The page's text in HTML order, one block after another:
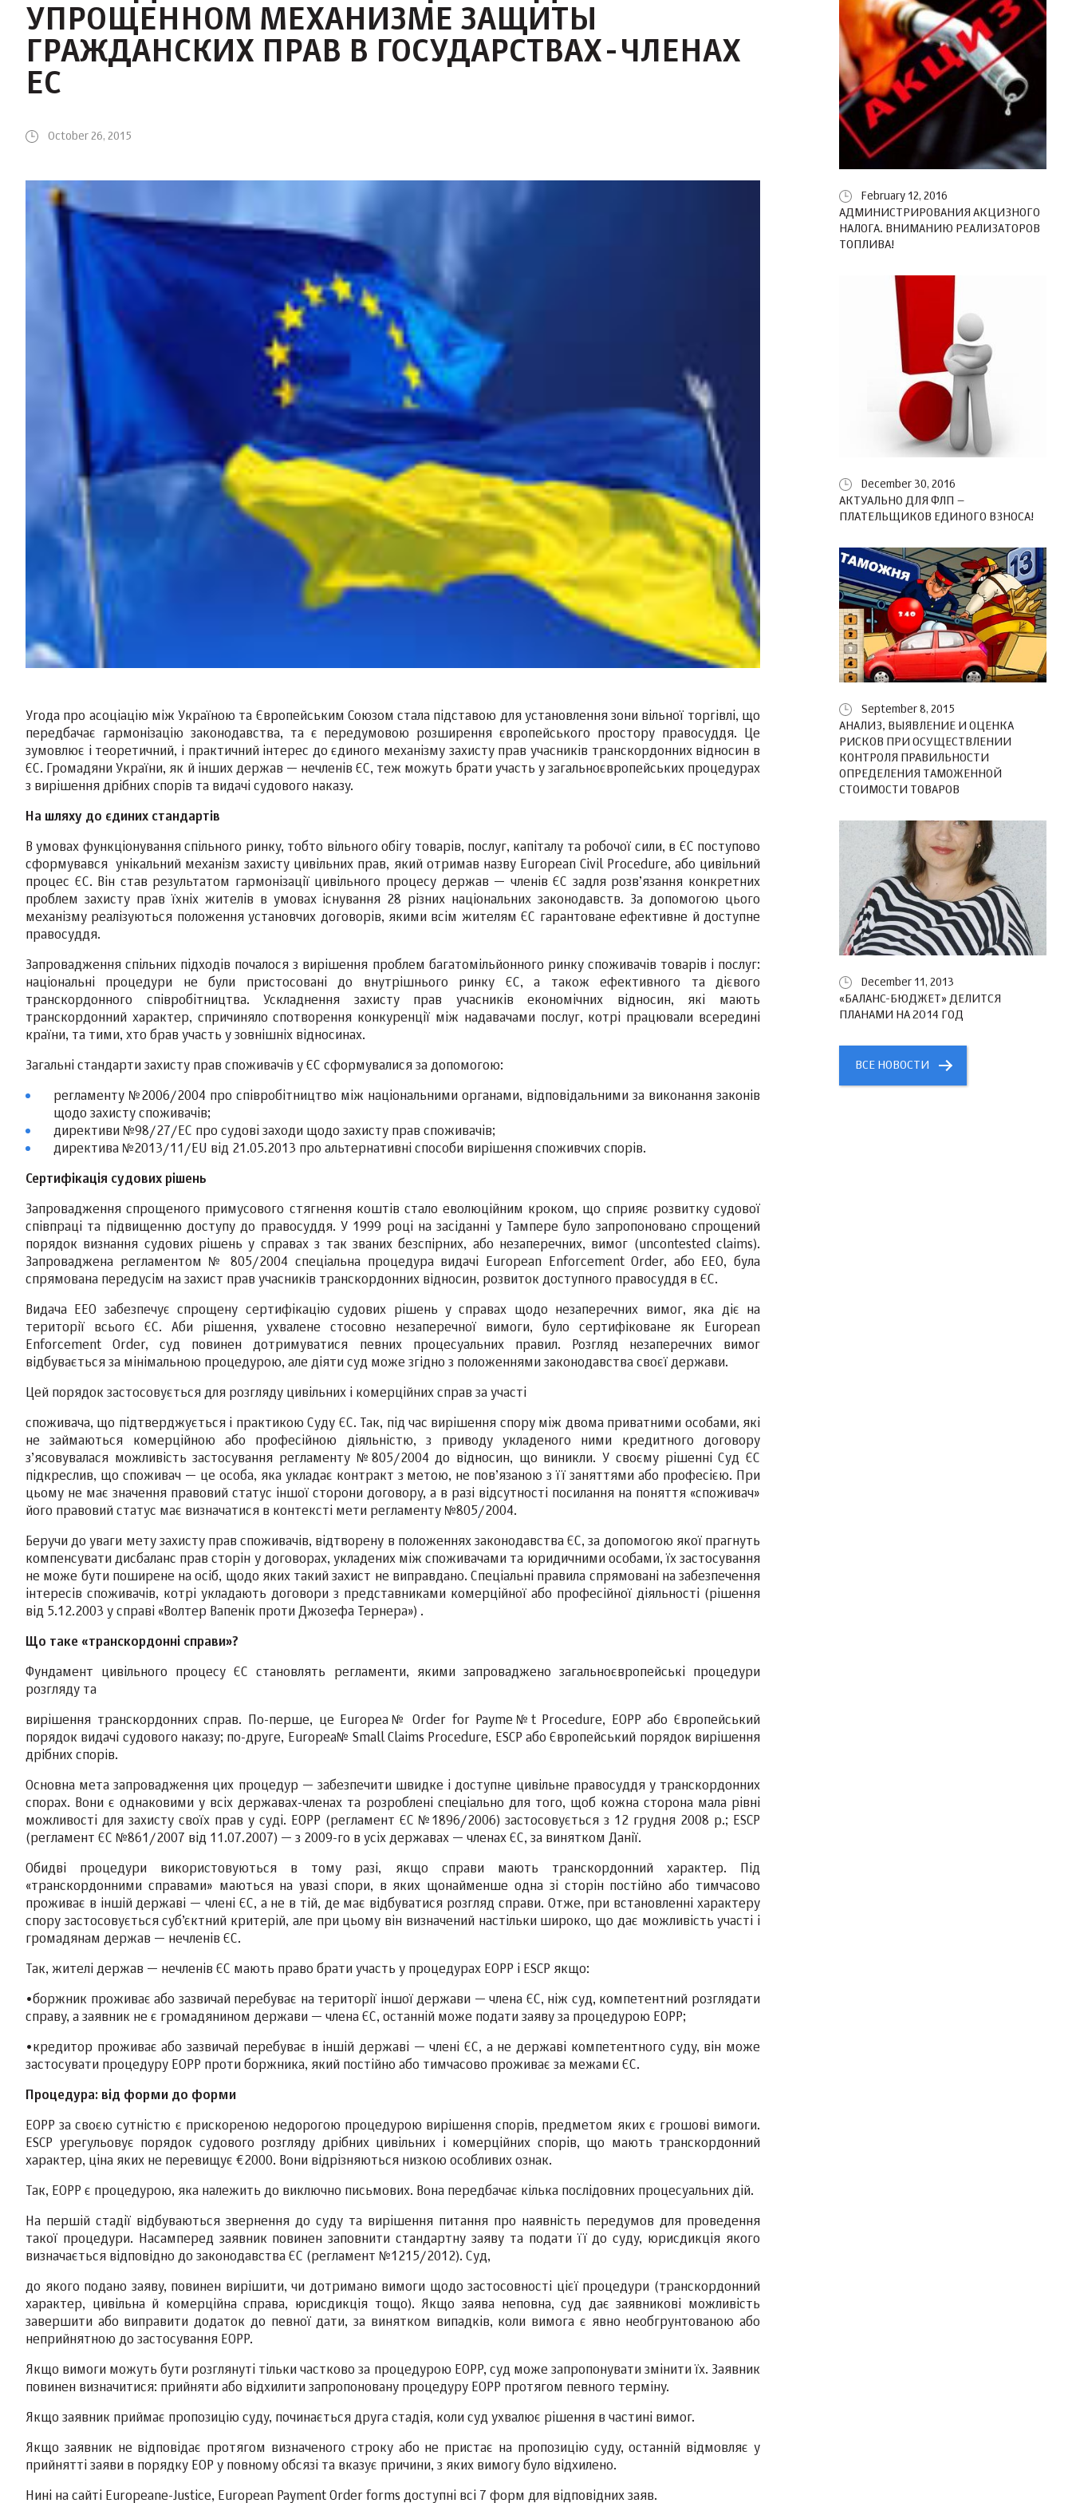
УПРОЩЕННОМ МЕХАНИЗМЕ ЗАЩИТЫ
ГРАЖДАНСКИХ ПРАВ В ГОСУДАРСТВАХ-ЧЛЕНАХ
ЕС
October 26, 2015
Угода про асоціацію між Україною та Європейським Союзом стала підставою для установлення зони вільної торгівлі, що
передбачає гармонізацію законодавства, та є передумовою розширення європейського простору правосуддя. Це
зумовлює і теоретичний, і практичний інтерес до єдиного механізму захисту прав учасників транскордонних відносин в
ЄС. Громадяни України, як й інших держав — нечленів ЄС, теж можуть брати участь у загальноєвропейських процедурах
з вирішення дрібних спорів та видачі судового наказу.
На шляху до єдиних стандартів
В умовах функціонування спільного ринку, тобто вільного обігу товарів, послуг, капіталу та робочої сили, в ЄС поступово
сформувався унікальний механізм захисту цивільних прав, який отримав назву European Civil Procedure, або цивільний
процес ЄС. Він став результатом гармонізації цивільного процесу держав — членів ЄС задля розв’язання конкретних
проблем захисту прав їхніх жителів в умовах існування 28 різних національних законодавств. За допомогою цього
механізму реалізуються положення установчих договорів, якими всім жителям ЄС гарантоване ефективне й доступне
правосуддя.
Запровадження спільних підходів почалося з вирішення проблем багатомільйонного ринку споживачів товарів і послуг:
національні процедури не були пристосовані до внутрішнього ринку ЄС, а також ефективного та дієвого
транскордонного співробітництва. Ускладнення захисту прав учасників економічних відносин, які мають
транскордонний характер, спричиняло спотворення конкуренції між надавачами послуг, котрі працювали всередині
країни, та тими, хто брав участь у зовнішніх відносинах.
Загальні стандарти захисту прав споживачів у ЄС сформувалися за допомогою:
регламенту №2006/2004 про співробітництво між національними органами, відповідальними за виконання законів
щодо захисту споживачів;
директиви №98/27/ЕС про судові заходи щодо захисту прав споживачів;
директива №2013/11/EU від 21.05.2013 про альтернативні способи вирішення споживчих спорів.
Сертифікація судових рішень
Запровадження спрощеного примусового стягнення коштів стало еволюційним кроком, що сприяє розвитку судової
співпраці та підвищенню доступу до правосуддя. У 1999 році на засіданні у Тампере було запропоновано спрощений
порядок визнання судових рішень у справах з так званих безспірних, або незаперечних, вимог (uncontested claims).
Запроваджена регламентом № 805/2004 спеціальна процедура видачі European Enforcement Order, або ЕЕО, була
спрямована передусім на захист прав учасників транскордонних відносин, розвиток доступного правосуддя в ЄС.
Видача ЕЕО забезпечує спрощену сертифікацію судових рішень у справах щодо незаперечних вимог, яка діє на
території всього ЄС. Аби рішення, ухвалене стосовно незаперечної вимоги, було сертифіковане як European
Enforcement Order, суд повинен дотримуватися певних процесуальних правил. Розгляд незаперечних вимог
відбувається за мінімальною процедурою, але діяти суд може згідно з положеннями законодавства своєї держави.
Цей порядок застосовується для розгляду цивільних і комерційних справ за участі
споживача, що підтверджується і практикою Суду ЄС. Так, під час вирішення спору між двома приватними особами, які
не займаються комерційною або професійною діяльністю, з приводу укладеного ними кредитного договору
з’ясовувалася можливість застосування регламенту №805/2004 до відносин, що виникли. У своєму рішенні Суд ЄС
підкреслив, що споживач — це особа, яка укладає контракт з метою, не пов’язаною з її заняттями або професією. При
цьому не має значення правовий статус іншої сторони договору, а в разі відсутності посилання на поняття «споживач»
його правовий статус має визначатися в контексті мети регламенту №805/2004.
Беручи до уваги мету захисту прав споживачів, відтворену в положеннях законодавства ЄС, за допомогою якої прагнуть
компенсувати дисбаланс прав сторін у договорах, укладених між споживачами та юридичними особами, їх застосування
не може бути поширене на осіб, щодо яких такий захист не виправдано. Спеціальні правила спрямовані на забезпечення
інтересів споживачів, котрі укладають договори з представниками комерційної або професійної діяльності (рішення
від 5.12.2003 у справі «Волтер Вапенік проти Джозефа Тернера») .
Що таке «транскордонні справи»?
Фундамент цивільного процесу ЄС становлять регламенти, якими запроваджено загальноєвропейські процедури
розгляду та
вирішення транскордонних справ. По-перше, це Europea№ Order for Payme№t Procedure, ЕОРР або Європейський
порядок видачі судового наказу; по-друге, Europea№ Small Claims Procedure, ESCP або Європейський порядок вирішення
дрібних спорів.
Основна мета запровадження цих процедур — забезпечити швидке і доступне цивільне правосуддя у транскордонних
спорах. Вони є однаковими у всіх державах-членах та розроблені спеціально для того, щоб кожна сторона мала рівні
можливості для захисту своїх прав у суді. ЕОРР (регламент ЄС №1896/2006) застосовується з 12 грудня 2008 р.; ESCP
(регламент ЄС №861/2007 від 11.07.2007) — з 2009-го в усіх державах — членах ЄС, за винятком Данії.
Обидві процедури використовуються в тому разі, якщо справи мають транскордонний характер. Під
«транскордонними справами» маються на увазі спори, в яких щонайменше одна зі сторін постійно або тимчасово
проживає в іншій державі — члені ЄС, а не в тій, де має відбуватися розгляд справи. Отже, при встановленні характеру
спору застосовується суб’єктний критерій, але при цьому він визначений настільки широко, що дає можливість участі і
громадянам держав — нечленів ЄС.
Так, жителі держав — нечленів ЄС мають право брати участь у процедурах ЕОРР і ESCP якщо:
•боржник проживає або зазвичай перебуває на території іншої держави — члена ЄС, ніж суд, компетентний розглядати
справу, а заявник не є громадянином держави — члена ЄС, останній може подати заяву за процедурою ЕОРР;
•кредитор проживає або зазвичай перебуває в іншій державі — члені ЄС, а не державі компетентного суду, він може
застосувати процедуру ЕОРР проти боржника, який постійно або тимчасово проживає за межами ЄС.
Процедура: від форми до форми
ЕОРР за своєю сутністю є прискореною недорогою процедурою вирішення спорів, предметом яких є грошові вимоги.
ESCP урегульовує порядок судового розгляду дрібних цивільних і комерційних спорів, що мають транскордонний
характер, ціна яких не перевищує €2000. Вони відрізняються низкою особливих ознак.
Так, ЕОРР є процедурою, яка належить до виключно письмових. Вона передбачає кілька послідовних процесуальних дій.
На першій стадії відбуваються звернення до суду та вирішення питання про наявність передумов для проведення
такої процедури. Насамперед заявник повинен заповнити стандартну заяву та подати її до суду, юрисдикція якого
визначається відповідно до законодавства ЄС (регламент №1215/2012). Суд,
до якого подано заяву, повинен вирішити, чи дотримано вимоги щодо застосовності цієї процедури (транскордонний
характер, цивільна й комерційна справа, юрисдикція тощо). Якщо заява неповна, суд дає заявникові можливість
завершити або виправити додаток до певної дати, за винятком випадків, коли вимога є явно необгрунтованою або
неприйнятною до застосування ЕОРР.
Якщо вимоги можуть бути розглянуті тільки частково за процедурою ЕОРР, суд може запропонувати змінити їх. Заявник
повинен визначитися: прийняти або відхилити запропоновану процедуру ЕОРР протягом певного терміну.
Якщо заявник приймає пропозицію суду, починається друга стадія, коли суд ухвалює рішення в частині вимог.
Якщо заявник не відповідає протягом визначеного строку або не пристає на пропозицію суду, останній відмовляє у
прийнятті заяви в порядку ЕОР у повному обсязі та вказує причини, з яких вимогу було відхилено.
Нині на сайті Europeane-Justice, European Payment Order forms доступні всі 7 форм для відповідних заяв.
February 12, 2016
АДМИНИСТРИРОВАНИЯ АКЦИЗНОГО
НАЛОГА. ВНИМАНИЮ РЕАЛИЗАТОРОВ
ТОПЛИВА!
December 30, 2016
АКТУАЛЬНО ДЛЯ ФЛП –
ПЛАТЕЛЬЩИКОВ ЕДИНОГО ВЗНОСА!
September 8, 2015
АНАЛИЗ, ВЫЯВЛЕНИЕ И ОЦЕНКА
РИСКОВ ПРИ ОСУЩЕСТВЛЕНИИ
КОНТРОЛЯ ПРАВИЛЬНОСТИ
ОПРЕДЕЛЕНИЯ ТАМОЖЕННОЙ
СТОИМОСТИ ТОВАРОВ
December 11, 2013
«БАЛАНС-БЮДЖЕТ» ДЕЛИТСЯ
ПЛАНАМИ НА 2014 ГОД
ВСЕ НОВОСТИ